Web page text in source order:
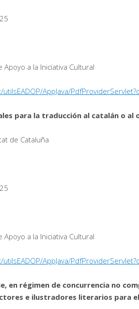
a la Iniciativa Cultural
AppJava/
para la traducción al catalán o
de Cataluña
a la Iniciativa Cultural
AppJava/
en régimen de concurrencia no
e ilustradores literarios para el